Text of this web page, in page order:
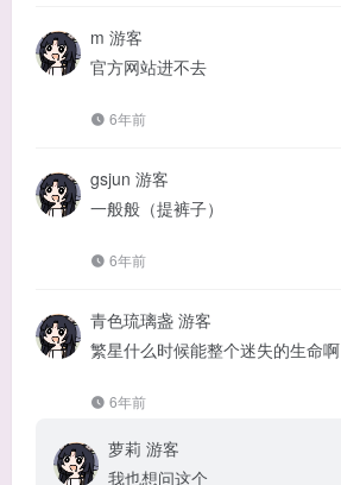
m 游客
官方网站进不去
6年前
gsjun 游客
一般般（提裤子）
6年前
青色琉璃盏 游客
繁星什么时候能整个迷失的生命啊
6年前
萝莉 游客
我也想问这个